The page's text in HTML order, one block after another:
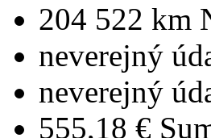
204 522 km
neverejný
neverejný
555,18 €